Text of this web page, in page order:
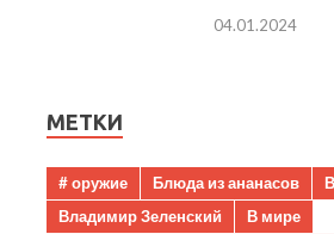
04.01.2024
МЕТКИ
# оружие Блюда из ананасов
Владимир Зеленский
В мире